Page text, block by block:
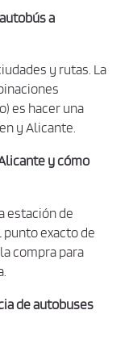
a
y rutas. La
es hacer una
y Alicante.
y cómo
estación de
exacto de
compra para
de autobuses